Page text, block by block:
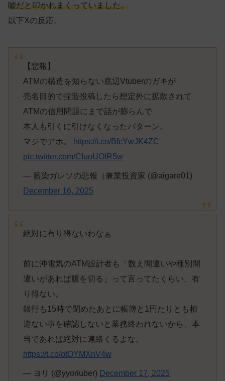
嘘だと叩かれまくっていました。
以下Xの反応。
【悲報】
ATMの構造を知らない底辺Vtuberのガキが
売名目的で捏造投稿したら想定外に拡散されて
ATMの信用問題にまで話が膨らんで
本人も引くに引けなくなったパターン。
マジでアホ。
https://t.co/BfcYwJK4ZC
pic.twitter.com/CIuoUOIR5w
— 藍染ガレソの悲報（兼業投資家 (@aigare01)
December 16, 2025
絶対に有り得ないわなぁ
前に沖電気のATM設計者も「数え間違いや種別間
違いがあれば腹を切る」って言ってたくらい、有
り得ない。
銀行も15時で閉めたあとに帳簿と1円たりとも相
違ない事を確認しないと業務終われないから、本
当であれば絶対に連絡くるよな。
https://t.co/otOYMXnV4w
— ヨリ (@yyoriuber) December 17, 2025